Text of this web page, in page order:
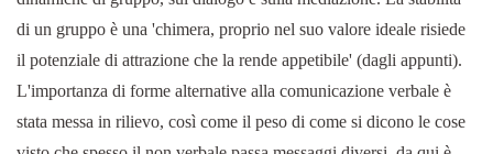
di un gruppo è una 'chimera, proprio nel suo valore ideale risiede
il potenziale di attrazione che la rende appetibile' (dagli appunti).
L'importanza di forme alternative alla comunicazione verbale è
stata messa in rilievo, così come il peso di come si dicono le cose